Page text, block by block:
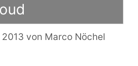
von Marco Nöchel